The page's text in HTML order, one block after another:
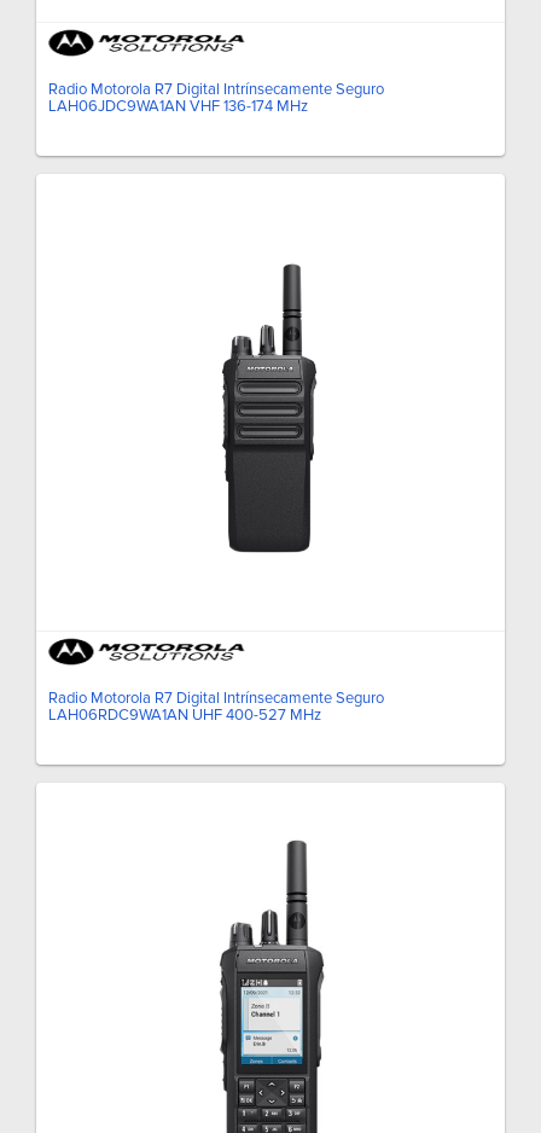
Radio Motorola R7 Digital Intrínsecamente Seguro
LAH06JDC9WA1AN VHF 136-174 MHz
Radio Motorola R7 Digital Intrínsecamente Seguro
LAH06RDC9WA1AN UHF 400-527 MHz